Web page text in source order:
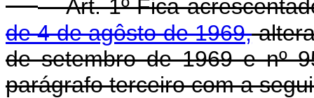
Art. 1º Fica
de 4 de agôsto de 1969,
de setembro de 1969 e nº
parágrafo terceiro com a